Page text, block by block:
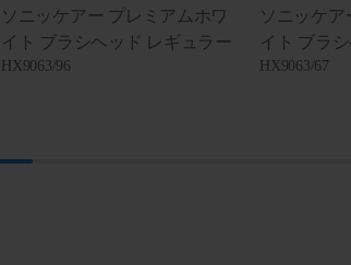
ソニッケアー プレミアムホワ
イト ブラシヘッド レギュラー
HX9063/96
ソニッケア
イト ブラ
HX9063/67